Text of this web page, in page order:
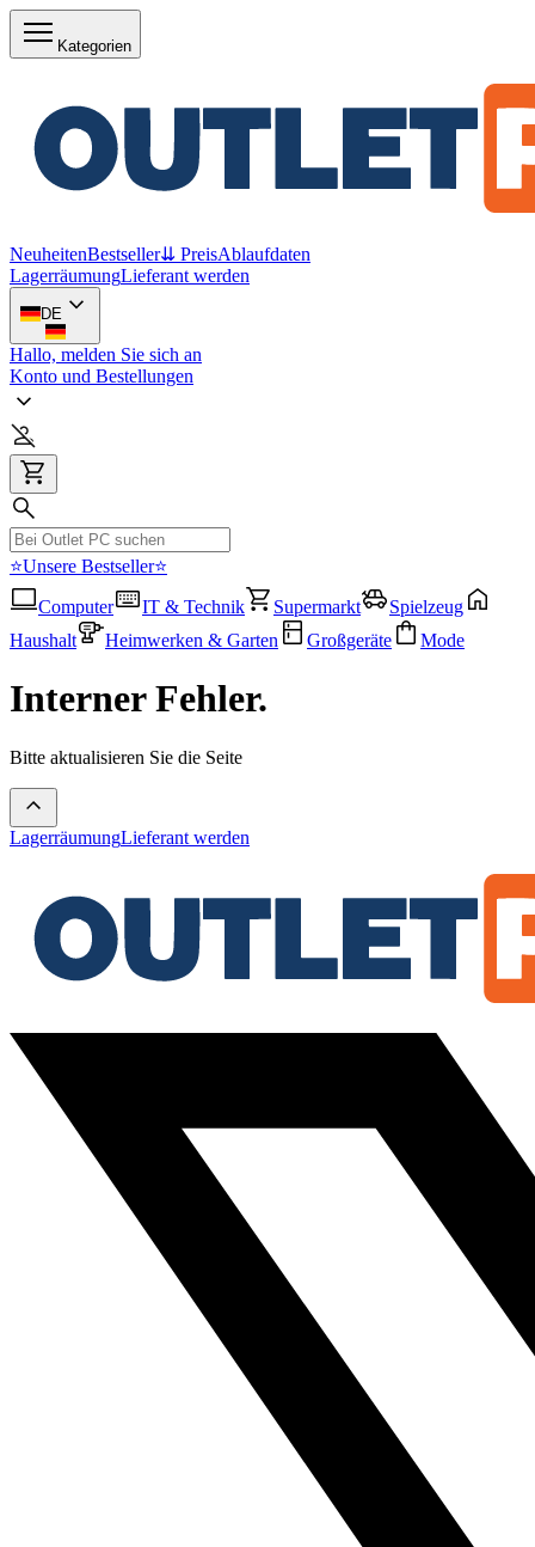
Kategorien
NeuheitenBestseller⇊ PreisAblaufdaten
LagerräumungLieferant werden
DE
Hallo, melden Sie sich an
Konto und Bestellungen
⭐Unsere Bestseller⭐
Computer
IT & Technik Supermarkt
Spielzeug
Haushalt
Heimwerken & Garten Großgeräte Mode
Interner Fehler.
Bitte aktualisieren Sie die Seite
LagerräumungLieferant werden